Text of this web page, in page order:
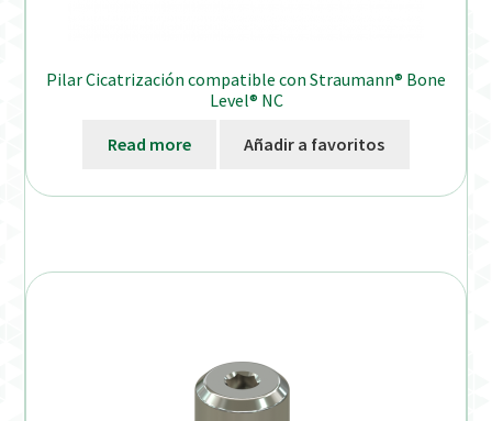
Pilar Cicatrización compatible con Straumann® Bone
Level® NC
Read more Añadir a favoritos